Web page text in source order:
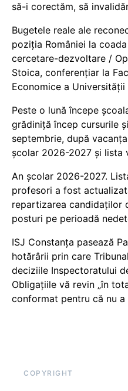
să-i corectăm, să
Bugetele reale ale
poziția României la
cercetare-dezvoltare /
Stoica, conferențiar la
Economice a Universității
Peste o lună începe
grădiniță încep cursurile
septembrie, după
școlar 2026-2027 și lista
An școlar 2026-2027.
profesori a fost
repartizarea candidaților
posturi pe perioadă
ISJ Constanța pasează
hotărârii prin care
deciziile Inspectoratului
Obligațiile vă revin „în
conformat pentru că nu
COPYRIGHT